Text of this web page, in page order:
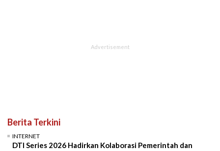
Berita Terkini
INTERNET
DTI Series 2026 Hadirkan Kolaborasi Pemerintah dan